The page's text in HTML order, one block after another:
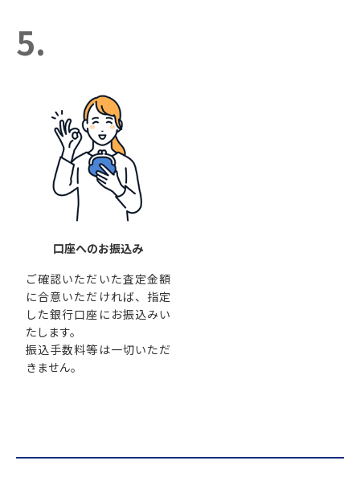
5.
口座へのお振込み
ご確認いただいた査定金額
に合意いただければ、指定
した銀行口座にお振込みい
たします。
振込手数料等は一切いただ
きません。